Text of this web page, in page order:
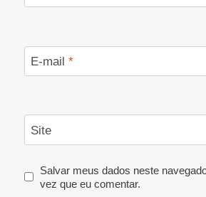
E-mail *
Site
Salvar meus dados neste
vez que eu comentar.